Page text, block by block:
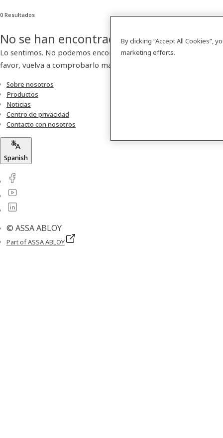
0 Resultados
No se han encontrado resultados
Lo sentimos. No podemos encontrar ningún producto. Por
favor, vuelva a comprobarlo más tarde.
Sobre nosotros
Productos
Noticias
Centro de privacidad
Contacto con nosotros
Spanish
© ASSA ABLOY
Part of ASSA ABLOY
By clicking “Accept All Cookies”,
marketing efforts.